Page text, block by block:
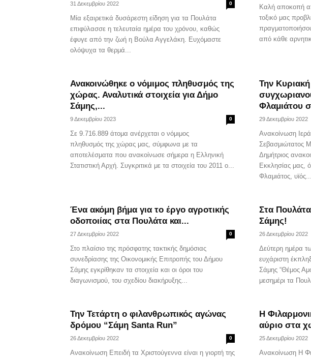
31 Δεκεμβρίου 2022 0
Μία εξαιρετικά δυσάρεστη είδηση για τα Πουλάτα
επιφύλασσε η τελευταία ημέρα του χρόνου, καθώς
έφυγε από την ζωή η Βούλα Αγγελάκη. Ευχόμαστε
ολόψυχα τα θερμά...
Καλή αποκοπή
τοξικό μας
από κάθε
Ανακοινώθηκε ο νόμιμος πληθυσμός της
χώρας. Αναλυτικά στοιχεία για Δήμο
Σάμης,...
9 Δεκεμβρίου 2023 0
Σε 9.716.889 άτομα ανέρχεται ο νόμιμος
πληθυσμός της χώρας μας, σύμφωνα με τα
αποτελέσματα που ανακοίνωσε σήμερα η Ελληνική
Στατιστική Αρχή. Συγκριτικά με τα στοιχεία του 2011 ο...
Την Κυριακή
Φλαμιάτου
29 Δεκεμβρίου 2022
Ανακοίνωση
Σεβασμιώτατος
Δημήτριος
Εκκλησίας μας,
Φλαμιάτος, υϊός...
Ένα ακόμη βήμα για το έργο αγροτικής
οδοποιίας στα Πουλάτα και...
27 Δεκεμβρίου 2022 0
Στο πλαίσιο της πρόσφατης τακτικής δημόσιας
συνεδρίασης της Οικονομικής Επιτροπής του Δήμου
Σάμης εγκρίθηκαν τα στοιχεία και οι όροι του
διαγωνισμού, του σχεδίου διακήρυξης...
Στα
Σάμης!
26 Δεκεμβρίου 2022
Δεύτερη ημέρα
ευχάριστη
Σάμης “Θέμος
μεσημέρι τα
Την Τετάρτη ο φιλανθρωπικός αγώνας
δρόμου “Σάμη Santa Run”
26 Δεκεμβρίου 2022 0
Ανακοίνωση Επειδή τα Χριστούγεννα είναι η γιορτή της
Η
αύριο στα
25 Δεκεμβρίου 2022
Ανακοίνωση Η